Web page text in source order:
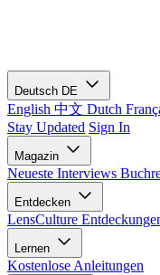
Deutsch DE
English 中文 Dutch
Stay Updated Sign In
Magazin
Neueste Interviews
Entdecken
LensCulture
Lernen
Kostenlose Anleitungen